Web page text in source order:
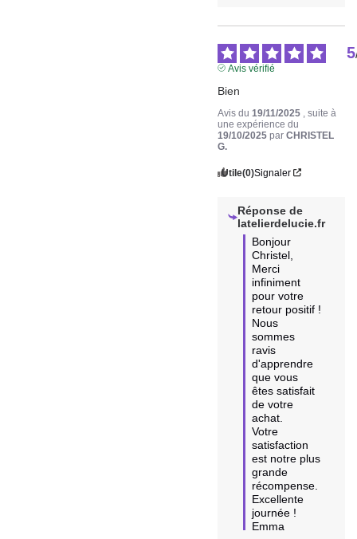
5
Avis vérifié
Bien
Avis du 19/11/2025
, suite à
une expérience du
19/10/2025 parCHRISTEL
G.
Utile(0)Signaler
Réponse de
latelierdelucie.fr
Bonjour
Christel,
Merci
infiniment
pour votre
retour positif !
Nous
sommes
ravis
d'apprendre
que vous
êtes satisfait
de votre
achat.
Votre
satisfaction
est notre plus
grande
récompense.
Excellente
journée !
Emma